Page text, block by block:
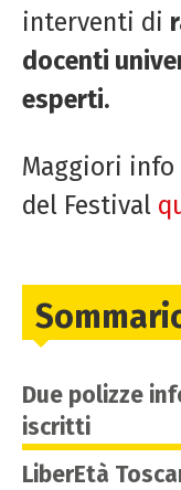
interventi di
docenti
esperti.
Maggiori info
del Festival
Due polizze
iscritti
LiberEtà